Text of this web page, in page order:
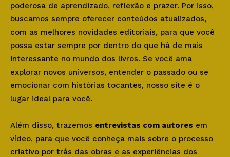
poderosa de aprendizado, reflexão e prazer. Por isso,
buscamos sempre oferecer conteúdos atualizados,
com as melhores novidades editoriais, para que você
possa estar sempre por dentro do que há de mais
interessante no mundo dos livros. Se você ama
explorar novos universos, entender o passado ou se
emocionar com histórias tocantes, nosso site é o
lugar ideal para você.
Além disso, trazemos entrevistas com autores em
vídeo, para que você conheça mais sobre o processo
criativo por trás das obras e as experiências dos